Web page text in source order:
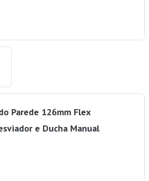
Parede 126mm Flex
e Ducha Manual